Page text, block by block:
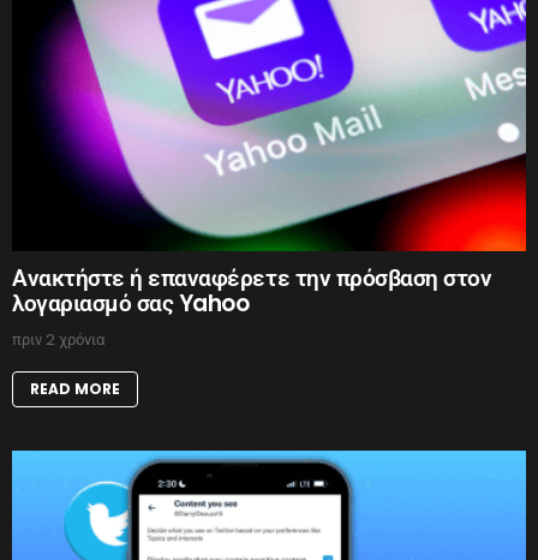
Ανακτήστε ή επαναφέρετε την πρόσβαση στον
λογαριασμό σας Yahoo
πριν 2 χρόνια
READ MORE